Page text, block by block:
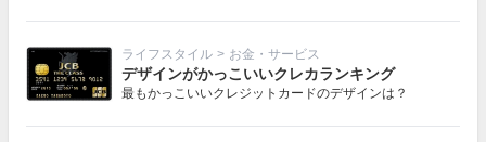
ライフスタイル > お金・サービス
デザインがかっこいいクレカランキング
最もかっこいいクレジットカードのデザインは？